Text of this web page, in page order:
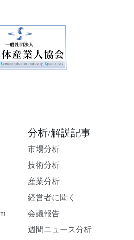
分析/解説記事
市場分析
技術分析
産業分析
経営者に聞く
会議報告
週間ニュース分析